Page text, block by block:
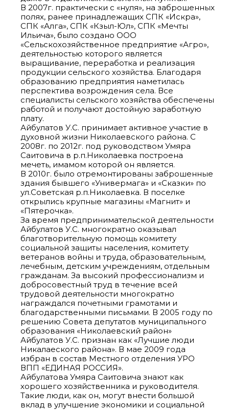
В 2007г. практически с «нуля», на заброшенных
полях, ранее принадлежащих СПК «Искра»,
СПК «Алга», СПК «Кзыл-Юл», СПК «Мечты
Ильича», было создано ООО
«Сельскохозяйственное предприятие «Агро»,
деятельностью которого является
выращивание, переработка и реализация
продукции сельского хозяйства. Благодаря
образованию предприятия наметилась
перспектива возрождения села. Все
специалисты сельского хозяйства обеспечены
работой и получают достойную заработную
плату.
Айбулатов У.С. принимает активное участие в
духовной жизни Николаевского района. С
2008г. по 2012г. под руководством Умяра
Саитовича в р.п.Николаевка построена
мечеть, имамом которой он является.
В 2010г. было отремонтированы заброшенные
здания бывшего «Универмага» и «Сказки» по
ул.Советская р.п.Николаевка. В поселке
открылись крупные магазины «Магнит» и
«Пятерочка».
За время предпринимательской деятельности
Айбулатов У.С. многократно оказывал
благотворительную помощь комитету
социальной защиты населения, комитету
ветеранов войны и труда, образовательным,
лечебным, детским учреждениям, отдельным
гражданам. За высокий профессионализм и
добросовестный труд в течение всей
трудовой деятельности многократно
награждался почетными грамотами и
благодарственными письмами. В 2005 году по
решению Совета депутатов муниципального
образования «Николаевский район»
Айбулатов У.С. признан как «Лучшие люди
Никалаеского района». В мае 2009 года
избран в состав Местного отделения УРО
ВПП «ЕДИНАЯ РОССИЯ».
Айбулатова Умяра Саитовича знают как
хорошего хозяйственника и руководителя.
Такие люди, как он, могут внести большой
вклад в улучшение экономики и социальной